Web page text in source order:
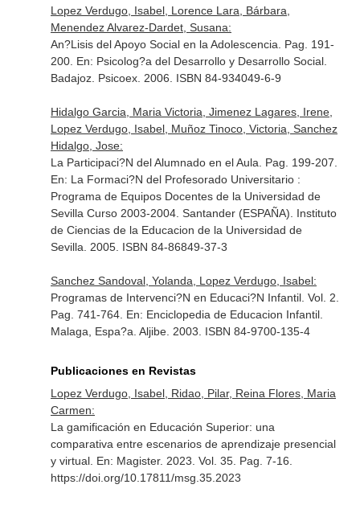
Lopez Verdugo, Isabel, Lorence Lara, Bárbara,
Menendez Alvarez-Dardet, Susana:
An?Lisis del Apoyo Social en la Adolescencia. Pag. 191-
200. En: Psicolog?a del Desarrollo y Desarrollo Social.
Badajoz. Psicoex. 2006. ISBN 84-934049-6-9
Hidalgo Garcia, Maria Victoria, Jimenez Lagares, Irene,
Lopez Verdugo, Isabel, Muñoz Tinoco, Victoria, Sanchez
Hidalgo, Jose:
La Participaci?N del Alumnado en el Aula. Pag. 199-207.
En: La Formaci?N del Profesorado Universitario :
Programa de Equipos Docentes de la Universidad de
Sevilla Curso 2003-2004. Santander (ESPAÑA). Instituto
de Ciencias de la Educacion de la Universidad de
Sevilla. 2005. ISBN 84-86849-37-3
Sanchez Sandoval, Yolanda, Lopez Verdugo, Isabel:
Programas de Intervenci?N en Educaci?N Infantil. Vol. 2.
Pag. 741-764. En: Enciclopedia de Educacion Infantil.
Malaga, Espa?a. Aljibe. 2003. ISBN 84-9700-135-4
Publicaciones en Revistas
Lopez Verdugo, Isabel, Ridao, Pilar, Reina Flores, Maria
Carmen:
La gamificación en Educación Superior: una
comparativa entre escenarios de aprendizaje presencial
y virtual. En: Magister. 2023. Vol. 35. Pag. 7-16.
https://doi.org/10.17811/msg.35.2023